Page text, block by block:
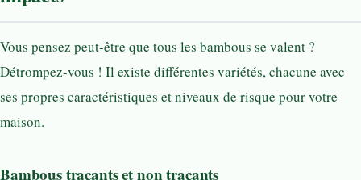
Vous pensez peut-être que tous les bambous se valent ?
Détrompez-vous ! Il existe différentes variétés, chacune avec
ses propres caractéristiques et niveaux de risque pour votre
maison.
Bambous traçants et non traçants